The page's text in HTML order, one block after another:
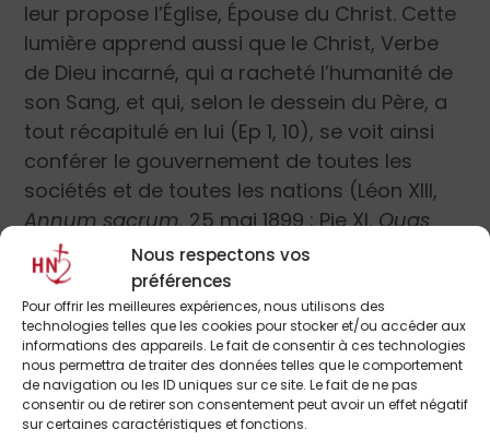
Nous respectons vos
préférences
Pour offrir les meilleures expériences, nous utilisons des
technologies telles que les cookies pour stocker et/ou accéder aux
informations des appareils. Le fait de consentir à ces technologies
nous permettra de traiter des données telles que le comportement
de navigation ou les ID uniques sur ce site. Le fait de ne pas
consentir ou de retirer son consentement peut avoir un effet négatif
sur certaines caractéristiques et fonctions.
leur propose l’Église, Épouse du Christ. Cette
lumière apprend aussi que le Christ, Verbe
de Dieu incarné, qui a racheté l’humanité de
son Sang, et qui, selon le dessein du Père, a
tout récapitulé en lui (Ep 1, 10), se voit ainsi
conférer le gouvernement de toutes les
sociétés et de toutes les nations (Léon XIII,
Annum sacrum,25 mai 1899 ; Pie XI,Quas
primas
, 11 décembre 1925). Tout prince, tout
magistrat désigné pour gouverner l’État
(comme d’ailleurs, à un moindre niveau, tout
détenteur d’une autorité légitime
quelconque), qui exerce, même très
imparfaitement, ce rôle de conduite d’une
société politique vers le bien vivre, est son